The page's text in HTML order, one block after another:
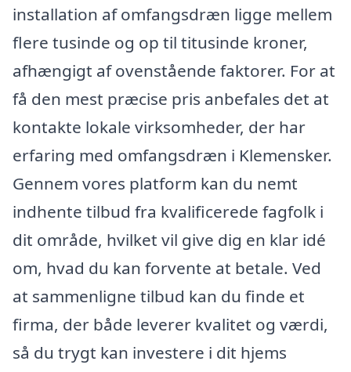
installation af omfangsdræn ligge mellem
flere tusinde og op til titusinde kroner,
afhængigt af ovenstående faktorer. For at
få den mest præcise pris anbefales det at
kontakte lokale virksomheder, der har
erfaring med omfangsdræn i Klemensker.
Gennem vores platform kan du nemt
indhente tilbud fra kvalificerede fagfolk i
dit område, hvilket vil give dig en klar idé
om, hvad du kan forvente at betale. Ved
at sammenligne tilbud kan du finde et
firma, der både leverer kvalitet og værdi,
så du trygt kan investere i dit hjems